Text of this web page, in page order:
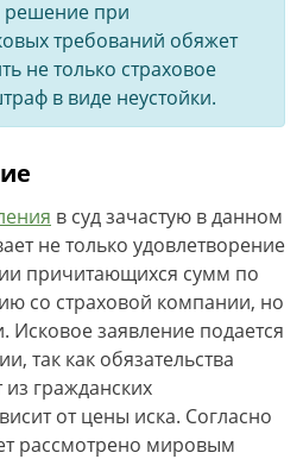
решение при
требований обяжет
не только страховое
в виде неустойки.
в суд зачастую в данном
не только удовлетворение
причитающихся сумм по
со страховой компании, но
Исковое заявление подается
так как обязательства
гражданских
от цены иска. Согласно
рассмотрено мировым